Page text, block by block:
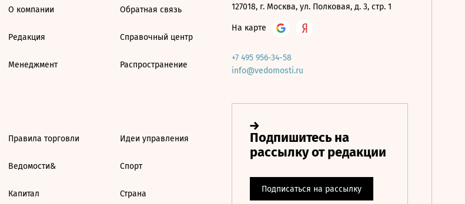
О компании
Редакция
Менеджмент
Обратная связь
Справочный центр
Распространение
Правила торговли
Ведомости&
Капитал
Идеи управления
Спорт
Страна
127018, г. Москва, ул. Полковая, д. 3, стр. 1
На карте
+7 495 956-34-58
info@vedomosti.ru